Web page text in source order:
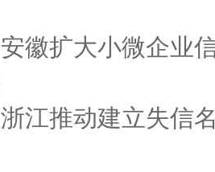
安徽扩大小微企业
浙江推动建立失信